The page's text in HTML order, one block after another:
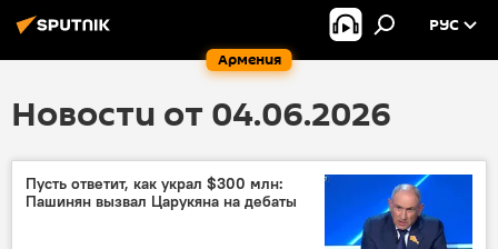
Армения
РУС
Новости от 04.06.2026
Пусть ответит, как украл $300 млн:
Пашинян вызвал Царукяна на дебаты